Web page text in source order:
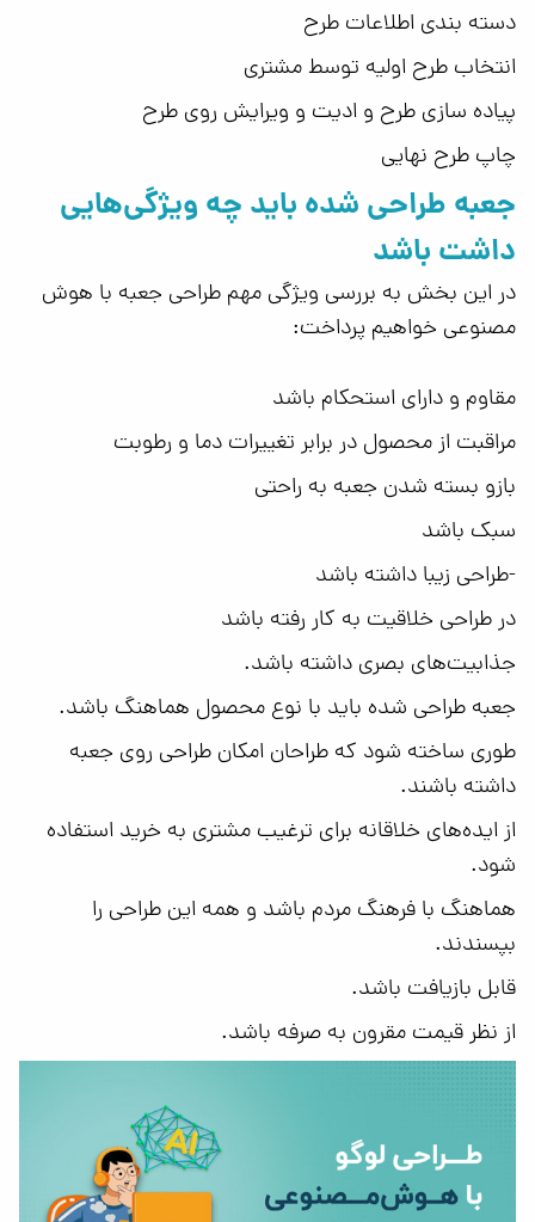
دسته بندی اطلاعات طرح
انتخاب طرح اولیه توسط مشتری
پیاده سازی طرح و ادیت و ویرایش روی طرح
چاپ طرح نهایی
جعبه طراحی شده باید چه ویژگی‌هایی
داشت ‌باشد
در این بخش به بررسی ویژگی مهم طراحی جعبه با هوش
مصنوعی خواهیم پرداخت:
مقاوم و دارای استحکام باشد
مراقبت از محصول در برابر تغییرات دما و رطوبت
بازو بسته شدن جعبه به راحتی
سبک باشد
-طراحی زیبا داشته باشد
در طراحی خلاقیت به کار رفته باشد
جذابیت‌های بصری داشته باشد.
جعبه طراحی شده باید با نوع محصول هماهنگ باشد.
طوری ساخته شود که طراحان امکان طراحی روی جعبه
داشته باشند.
از ایده‌های خلاقانه برای ترغیب مشتری به خرید استفاده
شود.
هماهنگ با فرهنگ مردم باشد و همه این طراحی را
بپسندند.
قابل بازیافت باشد.
از نظر قیمت مقرون به صرفه باشد.